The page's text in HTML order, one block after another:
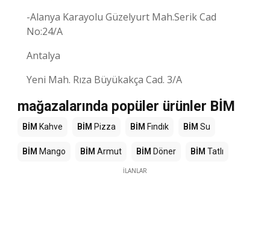
-Alanya Karayolu Güzelyurt Mah.Serik Cad
No:24/A
Antalya
Yeni Mah. Rıza Büyükakça Cad. 3/A
mağazalarında popüler ürünler BİM
BİM Kahve BİM Pizza BİM Fındık BİM Su
BİM Mango BİM Armut BİM Döner BİM Tatlı
İLANLAR